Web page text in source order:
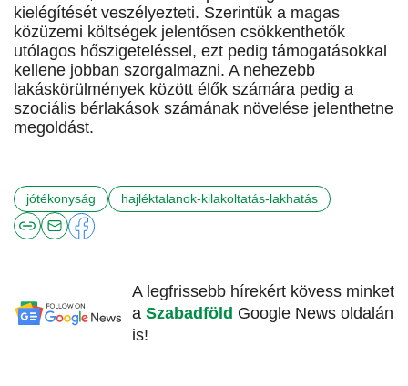
kielégítését veszélyezteti. Szerintük a magas
közüzemi költségek jelentősen csökkenthetők
utólagos hőszigeteléssel, ezt pedig támogatásokkal
kellene jobban szorgalmazni. A nehezebb
lakáskörülmények között élők számára pedig a
szociális bérlakások számának növelése jelenthetne
megoldást.
jótékonyság hajléktalanok-kilakoltatás-lakhatás
A legfrissebb hírekért kövess minket
a Szabadföld Google News oldalán
is!